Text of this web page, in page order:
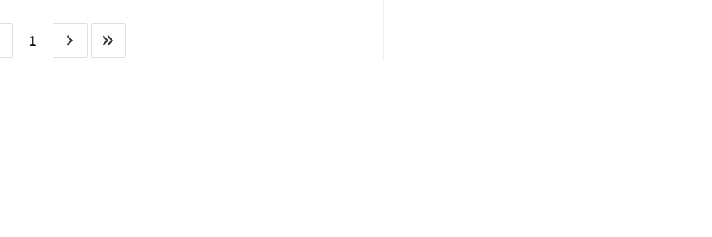
이 불가피할 전망이다. ◆ 상호관세 구멍, '품목관세'로 메우나…
달러 포지셔닝은 관련 통계가 집계되기 시작한 지난 2012년 이후 가장 부정적인
상을 나타냈다. 연기금 등 대형 기관투자가들이 달러 추가 약세 가능성에 대비해
1